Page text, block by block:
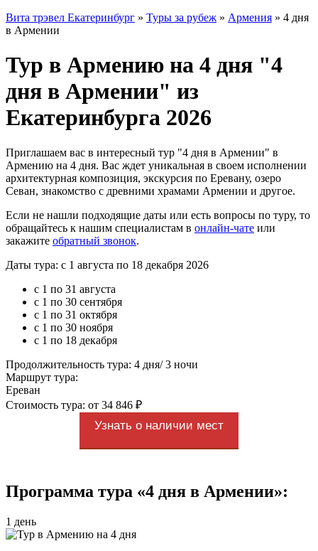
Вита трэвел Екатеринбург » Туры за рубеж » Армения » 4 дня
в Армении
Тур в Армению на 4 дня "4
дня в Армении" из
Екатеринбурга 2026
Приглашаем вас в интересный тур "4 дня в Армении" в
Армению на 4 дня. Вас ждет уникальная в своем исполнении
архитектурная композиция, экскурсия по Еревану, озеро
Севан, знакомство с древними храмами Армении и другое.
Если не нашли подходящие даты или есть вопросы по туру, то
обращайтесь к нашим специалистам в онлайн-чате или
закажите обратный звонок.
Даты тура: с 1 августа по 18 декабря 2026
с 1 по 31 августа
с 1 по 30 сентября
с 1 по 31 октября
с 1 по 30 ноября
с 1 по 18 декабря
Продолжительность тура: 4 дня/ 3 ночи
Маршрут тура:
Ереван
Стоимость тура: от 34 846 ₽
Узнать о наличии мест
Программа тура «4 дня в Армении»:
1 день